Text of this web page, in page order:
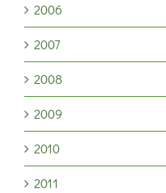
2006
2007
2008
2009
2010
2011